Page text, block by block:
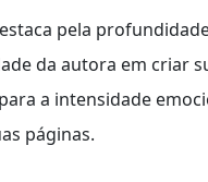
pela
da autora em criar
a intensidade
páginas.